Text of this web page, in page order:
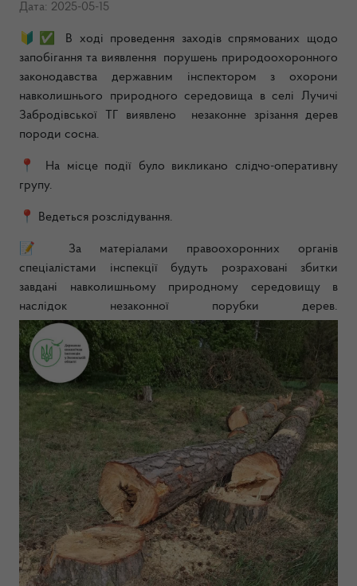
Дата: 2025-05-15
🔰✅ В ході проведення заходів спрямованих щодо
запобігання та виявлення порушень природоохоронного
законодавства державним інспектором з охорони
навколишнього природного середовища в селі Лучичі
Забродівської ТГ виявлено незаконне зрізання дерев
породи сосна.
📍 На місце події було викликано слідчо-оперативну
групу.
📍 Ведеться розслідування.
📝 За матеріалами правоохоронних органів
спеціалістами інспекції будуть розраховані збитки
завдані навколишньому природному середовищу в
наслідок незаконної порубки дерев.